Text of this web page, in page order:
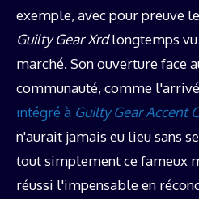
exemple, avec pour preuve
Guilty Gear Xrdlongtemps
marché. Son ouverture face
communauté, comme
intégré à Guilty Gear Accent
n'aurait jamais eu lieu sans
tout simplement ce fameux
réussi l'impensable en